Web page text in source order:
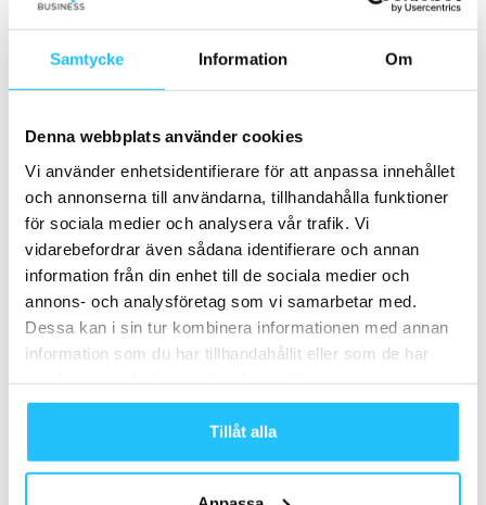
Samtycke Information Om
Denna webbplats använder cookies
Vi använder enhetsidentifierare för att anpassa innehållet
och annonserna till användarna, tillhandahålla funktioner
för sociala medier och analysera vår trafik. Vi
vidarebefordrar även sådana identifierare och annan
information från din enhet till de sociala medier och
annons- och analysföretag som vi samarbetar med.
Dessa kan i sin tur kombinera informationen med annan
information som du har tillhandahållit eller som de har
Tillåt alla
Förra artikeln Nästa artikel
Brian van den Brink
Relaterade artiklar Mer av samma författare